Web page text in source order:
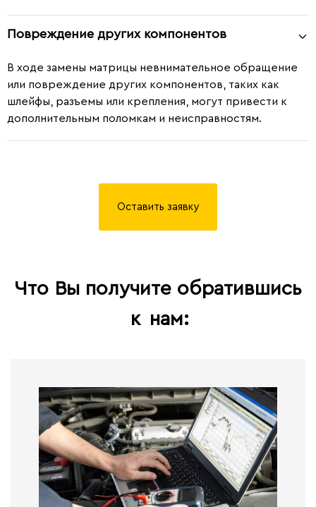
Повреждение других компонентов
В ходе замены матрицы невнимательное обращение
или повреждение других компонентов, таких как
шлейфы, разъемы или крепления, могут привести к
дополнительным поломкам и неисправностям.
Оставить заявку
Что Вы получите обратившись
к нам: